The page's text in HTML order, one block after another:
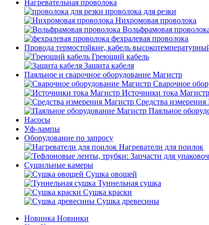
Нагревательная проволока
проволока для резки
Нихромовая проволока
Вольфрамовая
фехралевая проволока
Провода термостойкие, кабель
Греющий кабель
Защита кабеля
Паяльное и сварочное оборудование Магистр
Сварочное
Источники тока Магистр
Средства
Паяльное
Насосы
Уф-лампы
Оборудование по запросу
Нагреватели для поилок
Сушильные камеры
Сушка овощей
Туннельная сушка
Сушка краски
Сушка древесины
Новинка Новинки